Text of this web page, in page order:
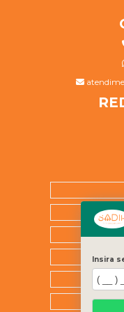
Insira